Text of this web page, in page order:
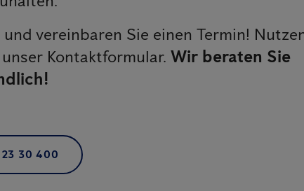
vereinbaren Sie einen Termin!
Kontaktformular. Wir beraten Sie
30 400